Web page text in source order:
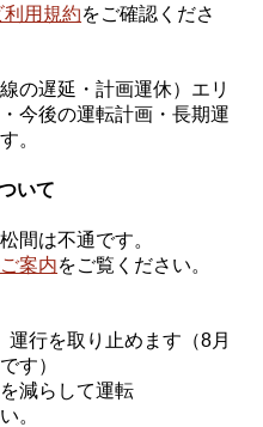
用規約をご確認くださ
線の遅延・計画運休）エリ
今後の運転計画・長期運
。
いて
間は不通です。
案内をご覧ください。
運行を取り止めます（8月
す）
減らして運転
。